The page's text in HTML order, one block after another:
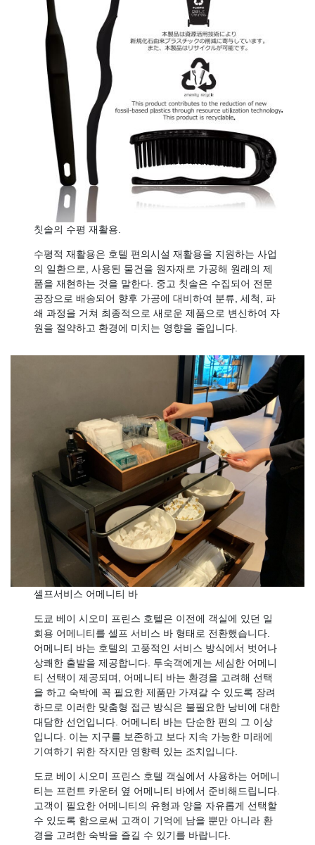
칫솔의 수평 재활용.
수평적 재활용은 호텔 편의시설 재활용을 지원하는 사업
의 일환으로, 사용된 물건을 원자재로 가공해 원래의 제
품을 재현하는 것을 말한다. 중고 칫솔은 수집되어 전문
공장으로 배송되어 향후 가공에 대비하여 분류, 세척, 파
쇄 과정을 거쳐 최종적으로 새로운 제품으로 변신하여 자
원을 절약하고 환경에 미치는 영향을 줄입니다.
셀프서비스 어메니티 바
도쿄 베이 시오미 프린스 호텔은 이전에 객실에 있던 일
회용 어메니티를 셀프 서비스 바 형태로 전환했습니다.
어메니티 바는 호텔의 고풍적인 서비스 방식에서 벗어나
상쾌한 출발을 제공합니다. 투숙객에게는 세심한 어메니
티 선택이 제공되며, 어메니티 바는 환경을 고려해 선택
을 하고 숙박에 꼭 필요한 제품만 가져갈 수 있도록 장려
하므로 이러한 맞춤형 접근 방식은 불필요한 낭비에 대한
대담한 선언입니다. 어메니티 바는 단순한 편의 그 이상
입니다. 이는 지구를 보존하고 보다 지속 가능한 미래에
기여하기 위한 작지만 영향력 있는 조치입니다.
도쿄 베이 시오미 프린스 호텔 객실에서 사용하는 어메니
티는 프런트 카운터 옆 어메니티 바에서 준비해드립니다.
고객이 필요한 어메니티의 유형과 양을 자유롭게 선택할
수 있도록 함으로써 고객이 기억에 남을 뿐만 아니라 환
경을 고려한 숙박을 즐길 수 있기를 바랍니다.